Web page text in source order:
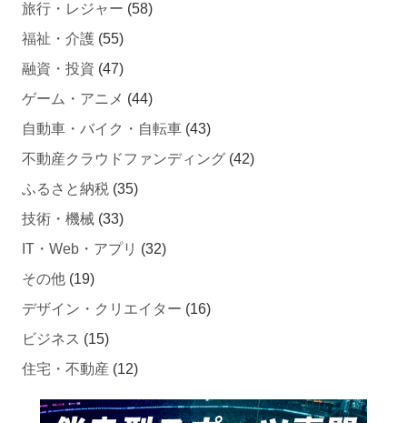
旅行・レジャー (58)
福祉・介護 (55)
融資・投資 (47)
ゲーム・アニメ (44)
自動車・バイク・自転車 (43)
不動産クラウドファンディング (42)
ふるさと納税 (35)
技術・機械 (33)
IT・Web・アプリ (32)
その他 (19)
デザイン・クリエイター (16)
ビジネス (15)
住宅・不動産 (12)